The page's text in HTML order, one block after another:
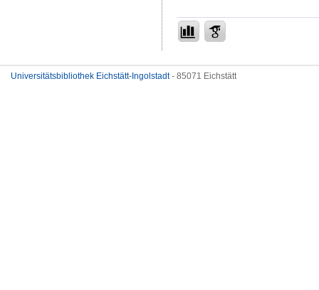
Universitätsbibliothek Eichstätt-Ingolstadt- 85071 Eichstätt